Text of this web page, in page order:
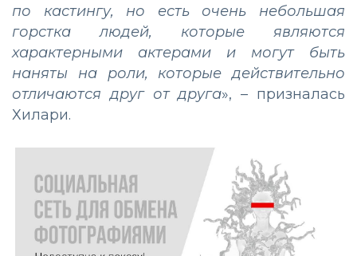
по кастингу, но есть очень небольшая
горстка людей, которые являются
характерными актерами и могут быть
наняты на роли, которые действительно
отличаются друг от друга», – призналась
Хилари.